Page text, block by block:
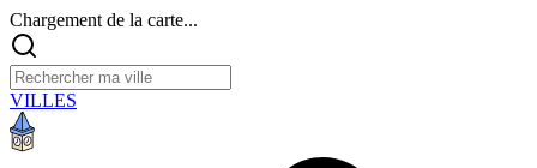
Chargement de la carte...
VILLES